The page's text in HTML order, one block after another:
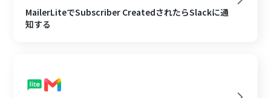
MailerLiteでSubscriber CreatedされたらSlackに通
知する